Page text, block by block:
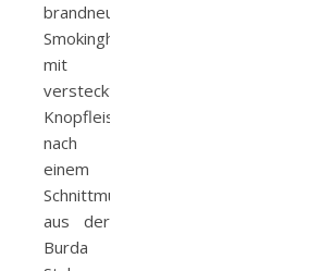
brandneues
Smokinghemd
mit
versteckter
Knopfleiste
nach
einem
Schnittmuster
aus der
Burda